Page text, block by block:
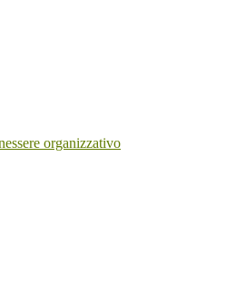
organizzativo